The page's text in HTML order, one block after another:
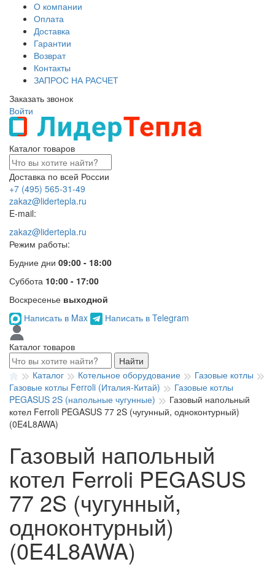
О компании
Оплата
Доставка
Гарантии
Возврат
Контакты
ЗАПРОС НА РАСЧЕТ
Заказать звонок
Войти
Каталог товаров
Доставка по всей России
+7 (495) 565-31-49
zakaz@lidertepla.ru
E-mail:
zakaz@lidertepla.ru
Режим работы:
Будние дни 09:00 - 18:00
Суббота 10:00 - 17:00
Воскресенье выходной
Написать в Max
Написать в Telegram
Каталог товаров
Найти
Каталог
Котельное оборудование
Газовые котлы
Газовые котлы Ferroli (Италия-Китай)
Газовые котлы
PEGASUS 2S (напольные чугунные)
Газовый напольный
котел Ferroli PEGASUS 77 2S (чугунный, одноконтурный)
(0E4L8AWA)
Газовый напольный
котел Ferroli PEGASUS
77 2S (чугунный,
одноконтурный)
(0E4L8AWA)